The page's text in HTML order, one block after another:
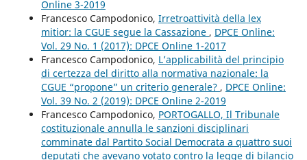
Online 3-2019
Francesco Campodonico, Irretroattività della lex
mitior: la CGUE segue la Cassazione , DPCE Online:
Vol. 29 No. 1 (2017): DPCE Online 1-2017
Francesco Campodonico, L’applicabilità del principio
di certezza del diritto alla normativa nazionale: la
CGUE “propone” un criterio generale? , DPCE Online:
Vol. 39 No. 2 (2019): DPCE Online 2-2019
Francesco Campodonico, PORTOGALLO, Il Tribunale
costituzionale annulla le sanzioni disciplinari
comminate dal Partito Social Democrata a quattro suoi
deputati che avevano votato contro la legge di bilancio